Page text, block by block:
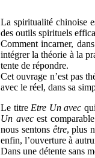
La spiritualité chinoise
des outils spirituels
Comment incarner,
intégrer la théorie à la
tente de répondre.
Cet ouvrage n’est pas
avec le réel, dans sa
Le titre Etre Un avec qui
Un avec est
nous sentons être, plus
enfin, l’ouverture à
Dans une détente sans